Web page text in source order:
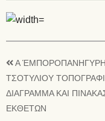
Α ΈΜΠΟΡΟΠΑΝΗΓΥΡΗ
ΤΣΟΤΥΛΙΟΥ
ΔΙΑΓΡΑΜΜΑ ΚΑΙ
ΕΚΘΕΤΩΝ